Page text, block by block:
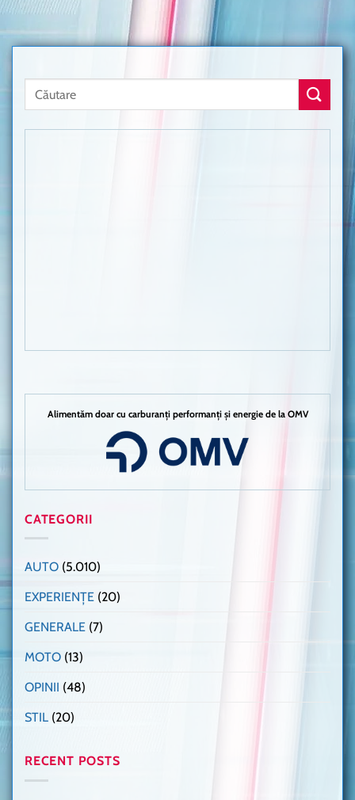
Alimentăm doar cu carburanți performanți și energie de la OMV
CATEGORII
AUTO (5.010)
EXPERIENȚE (20)
GENERALE (7)
MOTO (13)
OPINII (48)
STIL (20)
RECENT POSTS